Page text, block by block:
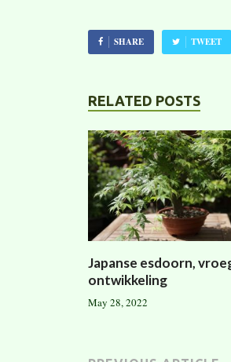
SHARE TWEET
RELATED POSTS
Japanse esdoorn,
ontwikkeling
May 28, 2022